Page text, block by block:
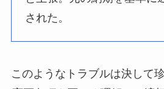
された。
このようなトラブルは決して